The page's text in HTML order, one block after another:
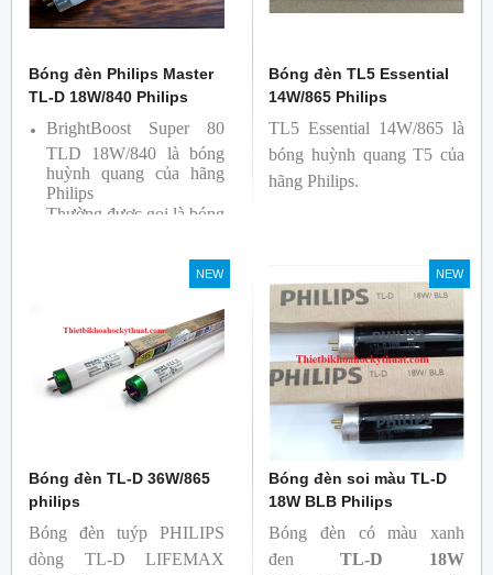
Bóng đèn Philips Master
TL-D 18W/840 Philips
BrightBoost Super 80
TLD 18W/840 là bóng
huỳnh quang của hãng
Philips
Thường được gọi là bóng
Bóng có độ hoàn màu
Bóng đèn TL5 Essential
14W/865 Philips
TL5 Essential 14W/865 là
bóng huỳnh quang T5 của
hãng Philips.
NEW
Bóng đèn TL-D 36W/865
philips
Bóng đèn tuýp PHILIPS
dòng TL-D LIFEMAX
NEW
Bóng đèn soi màu TL-D
18W BLB Philips
Bóng đèn có màu xanh
đen TL-D 18W